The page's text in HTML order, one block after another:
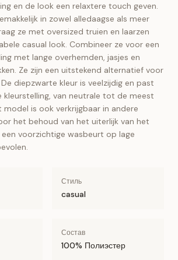
en de look een relaxtere touch geven.
in zowel alledaagse als meer
ze met oversized truien en laarzen
casual look. Combineer ze voor een
met lange overhemden, jasjes en
Ze zijn een uitstekend alternatief voor
diepzwarte kleur is veelzijdig en past
kleurstelling, van neutrale tot de meest
model is ook verkrijgbaar in andere
het behoud van het uiterlijk van het
voorzichtige wasbeurt op lage
Стиль
casual
Состав
100% Полиэстер